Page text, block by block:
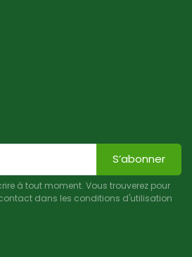
S’abonner
à tout moment. Vous trouverez pour
dans les conditions d'utilisation